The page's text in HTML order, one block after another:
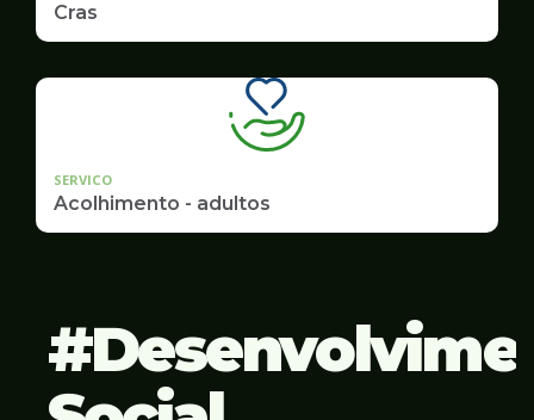
Cras
SERVICO
Acolhimento - adultos